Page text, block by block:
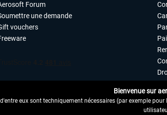
Forum
une demande
vouchers
Bienvenue sur
eux sont techniquement nécessaires (par exemple